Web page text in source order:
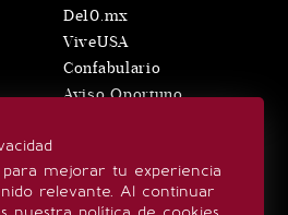
para mejorar tu experiencia
relevante. Al continuar
De10.mx
ViveUSA
Confabulario
Aviso Oportuno
SÍGUENOS